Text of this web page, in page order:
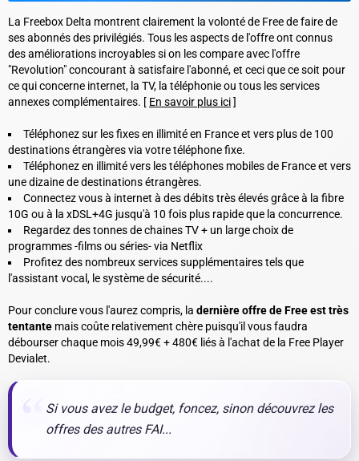
La Freebox Delta montrent clairement la volonté de Free de faire de
ses abonnés des privilégiés. Tous les aspects de l'offre ont connus
des améliorations incroyables si on les compare avec l'offre
"Revolution" concourant à satisfaire l'abonné, et ceci que ce soit pour
ce qui concerne internet, la TV, la téléphonie ou tous les services
annexes complémentaires. [ En savoir plus ici]
Téléphonez sur les fixes en illimité en France et vers plus de 100
destinations étrangères via votre téléphone fixe.
Téléphonez en illimité vers les téléphones mobiles de France et vers
une dizaine de destinations étrangères.
Connectez vous à internet à des débits très élevés grâce à la fibre
10G ou à la xDSL+4G jusqu'à 10 fois plus rapide que la concurrence.
Regardez des tonnes de chaines TV + un large choix de
programmes -films ou séries- via Netflix
Profitez des nombreux services supplémentaires tels que
l'assistant vocal, le système de sécurité....
Pour conclure vous l'aurez compris, la dernière offre de Free est très
tentante mais coûte relativement chère puisqu'il vous faudra
débourser chaque mois 49,99€ + 480€ liés à l'achat de la Free Player
Devialet.
Si vous avez le budget, foncez, sinon découvrez les
offres des autres FAI...